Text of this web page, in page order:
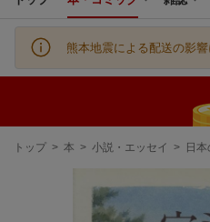
熊本地震による配送の影
現
トップ > 本 > 小説・エッセイ > 日本